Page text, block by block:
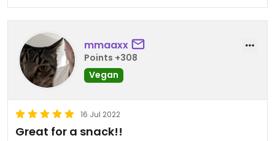
mmaaxx
Points +308
Vegan
16 Jul 2022
Great for a snack!!